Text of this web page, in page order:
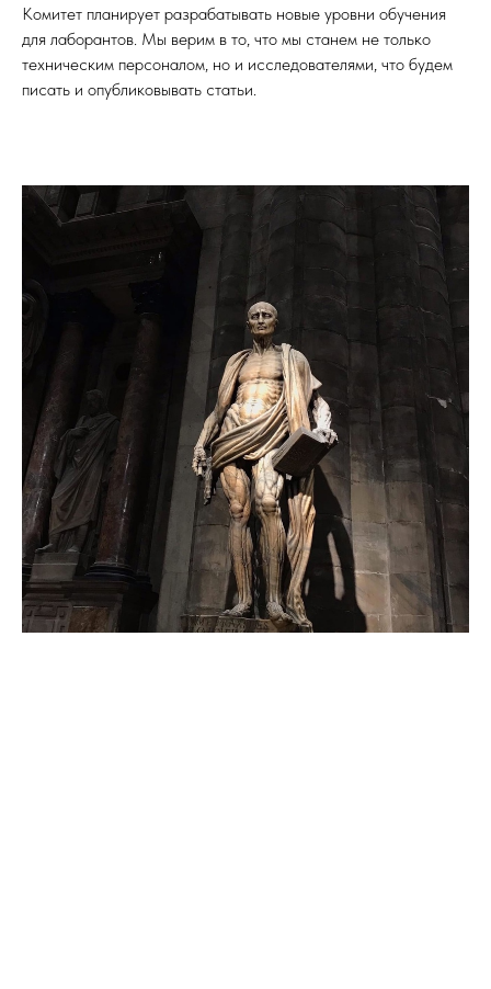
Комитет планирует разрабатывать новые уровни обучения
для лаборантов. Мы верим в то, что мы станем не только
техническим персоналом, но и исследователями, что будем
писать и опубликовывать статьи.